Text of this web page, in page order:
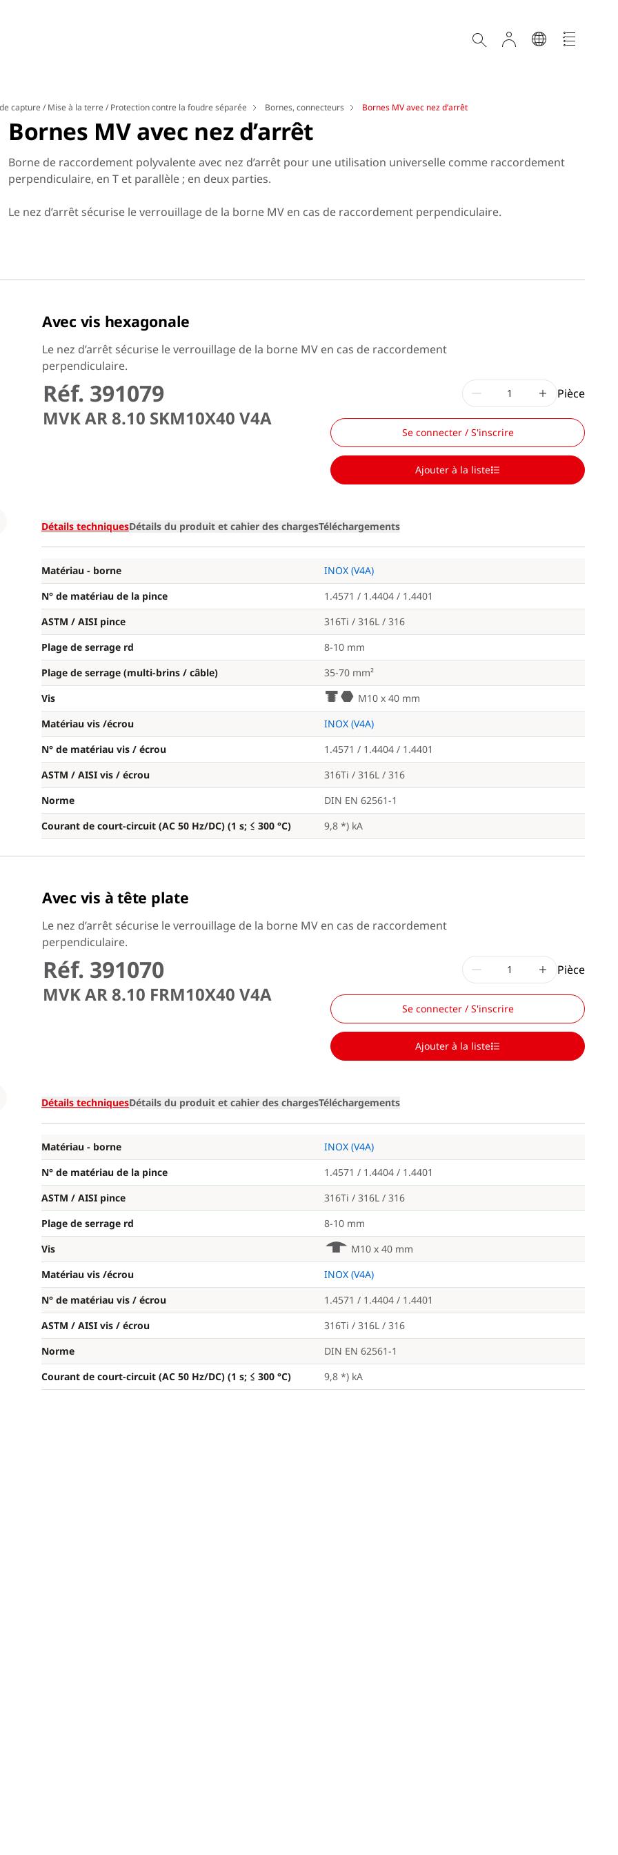
capture / Mise à la terre / Protection contre la foudre séparée Bornes, connecteurs Bornes MV avec nez d’arrêt
Bornes MV avec nez d’arrêt
Borne de raccordement polyvalente avec nez d’arrêt pour une utilisation universelle comme raccordement
perpendiculaire, en T et parallèle ; en deux parties.
Le nez d’arrêt sécurise le verrouillage de la borne MV en cas de raccordement perpendiculaire.
Avec vis hexagonale
Le nez d’arrêt sécurise le verrouillage de la borne MV en cas de raccordement
perpendiculaire.
Réf. 391079
MVK AR 8.10 SKM10X40 V4A
Loading
Pièce
Se connecter / S'inscrire
Ajouter à la liste
Détails techniquesDétails du produit et cahier des chargesTéléchargements
Matériau - borne
INOX (V4A)
N° de matériau de la pince
1.4571 / 1.4404 / 1.4401
ASTM / AISI pince
316Ti / 316L / 316
Plage de serrage rd
8-10 mm
Plage de serrage (multi-brins / câble)
35-70 mm²
Vis
di M10 x 40 mm
Matériau vis /écrou
INOX (V4A)
N° de matériau vis / écrou
1.4571 / 1.4404 / 1.4401
ASTM / AISI vis / écrou
316Ti / 316L / 316
Norme
DIN EN 62561-1
Courant de court-circuit (AC 50 Hz/DC) (1 s; ≤ 300 °C)
9,8 *) kA
Avec vis à tête plate
Le nez d’arrêt sécurise le verrouillage de la borne MV en cas de raccordement
perpendiculaire.
Réf. 391070
MVK AR 8.10 FRM10X40 V4A
Loading
Pièce
Se connecter / S'inscrire
Ajouter à la liste
Détails techniquesDétails du produit et cahier des chargesTéléchargements
Matériau - borne
INOX (V4A)
N° de matériau de la pince
1.4571 / 1.4404 / 1.4401
ASTM / AISI pince
316Ti / 316L / 316
Plage de serrage rd
8-10 mm
Vis
e M10 x 40 mm
Matériau vis /écrou
INOX (V4A)
N° de matériau vis / écrou
1.4571 / 1.4404 / 1.4401
ASTM / AISI vis / écrou
316Ti / 316L / 316
Norme
DIN EN 62561-1
Courant de court-circuit (AC 50 Hz/DC) (1 s; ≤ 300 °C)
9,8 *) kA